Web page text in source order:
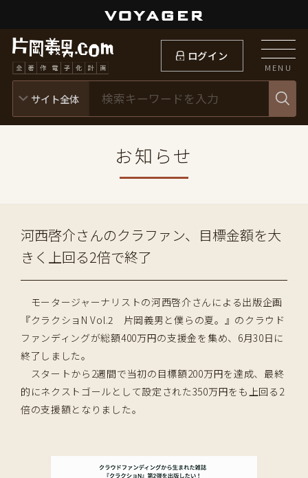
ログイン
MENU
お知らせ
河西啓介さんのクラファン、目標金額を大
きく上回る2倍で終了
モータージャーナリストの河西啓介さんによる出版企画
『クラクショN Vol.2 片岡義男と僕らの夏。』のクラウド
ファンディングが総額400万円の支援金を集め、6月30日に
終了しました。
スタートから2週間で当初の目標額200万円を達成、最終
的にネクストゴールとして設定された350万円をも上回る2
倍の支援額となりました。